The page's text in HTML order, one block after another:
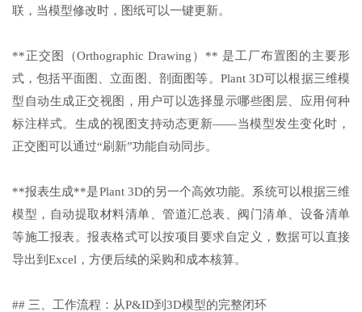
联，当模型修改时，图纸可以一键更新。
**正交图（Orthographic Drawing）** 是工厂布置图的主要形
式，包括平面图、立面图、剖面图等。Plant 3D可以根据三维模
型自动生成正交视图，用户可以选择显示哪些图层、应用何种
标注样式。生成的视图支持动态更新——当模型发生变化时，
正交图可以通过“刷新”功能自动同步。
**报表生成**是Plant 3D的另一个高效功能。系统可以根据三维
模型，自动提取材料清单、管道汇总表、阀门清单、设备清单
等施工报表。报表格式可以按项目要求自定义，数据可以直接
导出到Excel，方便后续的采购和成本核算。
## 三、工作流程：从P&ID到3D模型的完整闭环